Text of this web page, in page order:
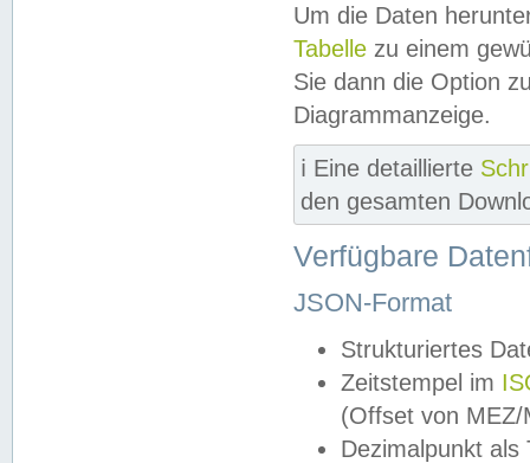
Um die Daten
Tabelle zu einem
Sie dann die Option
Diagrammanzeige.
ℹ️ Eine detaillierte
den gesamten
Verfügbare
JSON-Format
Strukturiertes
Zeitstempel im
(Offset von MEZ/
Dezimalpunkt als